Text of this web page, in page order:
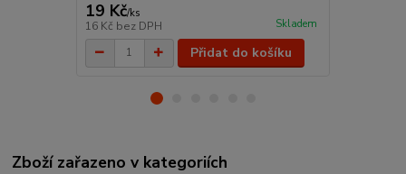
19 Kč/ks
16 Kč bez DPH Skladem
Přidat do košíku
Zboží zařazeno v kategoriích